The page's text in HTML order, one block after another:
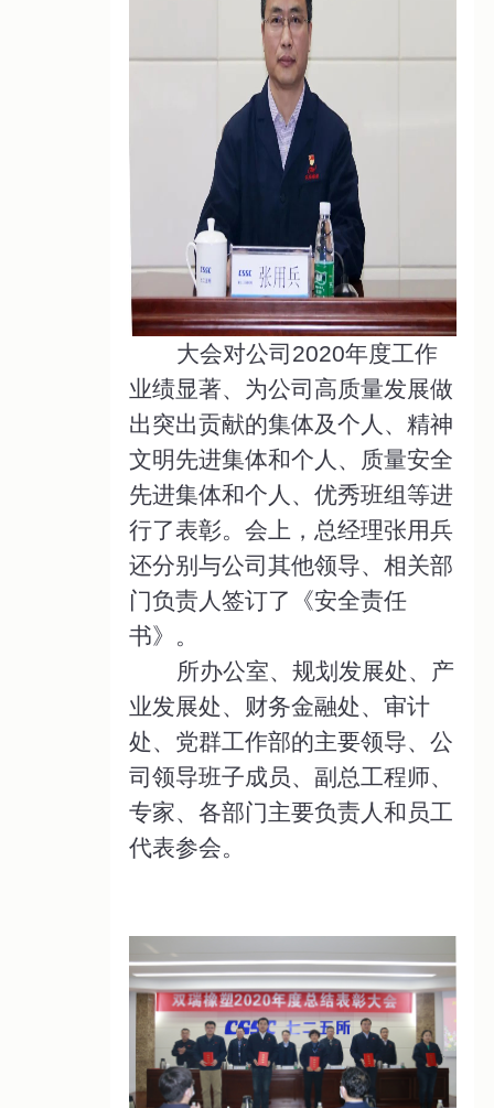
大会对公司2020年度工作
业绩显著、为公司高质量发展做
出突出贡献的集体及个人、精神
文明先进集体和个人、质量安全
先进集体和个人、优秀班组等进
行了表彰。会上，总经理张用兵
还分别与公司其他领导、相关部
门负责人签订了《安全责任
书》。
所办公室、规划发展处、产
业发展处、财务金融处、审计
处、党群工作部的主要领导、公
司领导班子成员、副总工程师、
专家、各部门主要负责人和员工
代表参会。